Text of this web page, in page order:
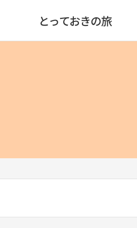
とっておきの旅